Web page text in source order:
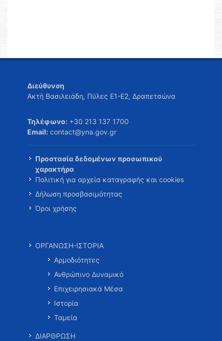
Διεύθυνση
Ακτή Βασιλειάδη, Πύλες Ε1-Ε2, Δραπετσώνα
Τηλέφωνο: +30 213 137 1700
Email: contact@yna.gov.gr
Προστασία δεδομένων προσωπικού
χαρακτήρα
Πολιτική για αρχεία καταγραφής και cookies
Δήλωση προσβασιμότητας
Όροι χρήσης
ΟΡΓΑΝΩΣΗ-ΙΣΤΟΡΙΑ
Αρμοδιότητες
Ανθρώπινο Δυναμικό
Επιχειρησιακά Μέσα
Ιστορία
Ταμεία
ΔΙΑΡΘΡΩΣΗ